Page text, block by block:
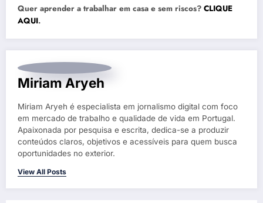
Quer aprender a trabalhar em casa e sem riscos? CLIQUE
AQUI.
Miriam Aryeh
Miriam Aryeh é especialista em jornalismo digital com foco
em mercado de trabalho e qualidade de vida em Portugal.
Apaixonada por pesquisa e escrita, dedica-se a produzir
conteúdos claros, objetivos e acessíveis para quem busca
oportunidades no exterior.
View All Posts